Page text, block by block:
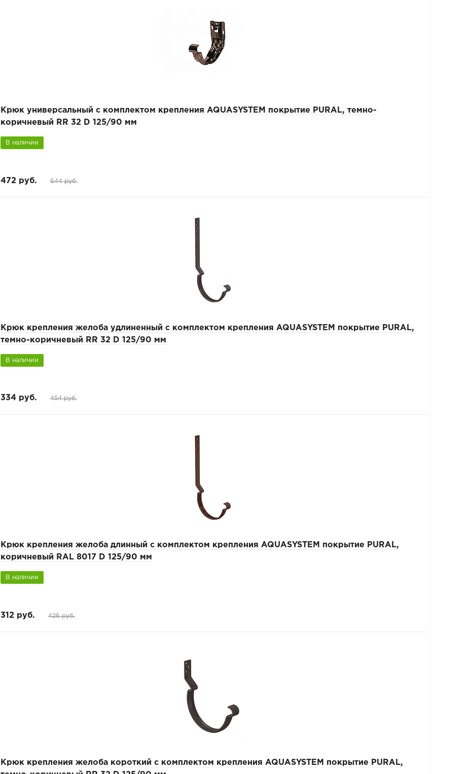
Крюк универсальный с комплектом крепления AQUASYSTEM покрытие PURAL, темно-
коричневый RR 32 D 125/90 мм
В наличии
472 руб. 644 руб.
Крюк крепления желоба удлиненный с комплектом крепления AQUASYSTEM покрытие PURAL,
темно-коричневый RR 32 D 125/90 мм
В наличии
334 руб. 454 руб.
Крюк крепления желоба длинный с комплектом крепления AQUASYSTEM покрытие PURAL,
коричневый RAL 8017 D 125/90 мм
В наличии
312 руб. 426 руб.
Крюк крепления желоба короткий с комплектом крепления AQUASYSTEM покрытие PURAL,